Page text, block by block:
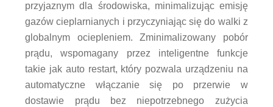
przyjaznym dla środowiska, minimalizując emisję
gazów cieplarnianych i przyczyniając się do walki z
globalnym ociepleniem. Zminimalizowany pobór
prądu, wspomagany przez inteligentne funkcje
takie jak auto restart, który pozwala urządzeniu na
automatyczne włączanie się po przerwie w
dostawie prądu bez niepotrzebnego zużycia